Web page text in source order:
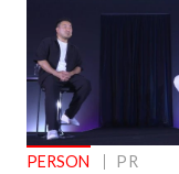
PERSON PR